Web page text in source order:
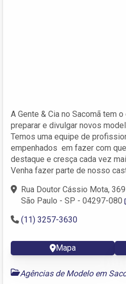
A Gente & Cia no Sacomã tem
preparar e divulgar novos
Temos uma equipe de
empenhados em fazer com
destaque e cresça cada vez
Venha fazer parte de nosso
Rua Doutor Cássio Mota,
São Paulo - SP - 04297-080
(11) 3257-3630
Mapa
Agências de Modelo em